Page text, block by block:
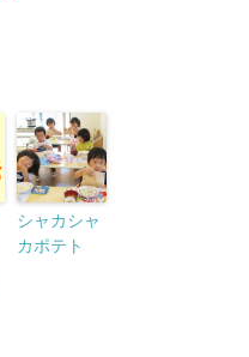
シャカシャ
カポテト